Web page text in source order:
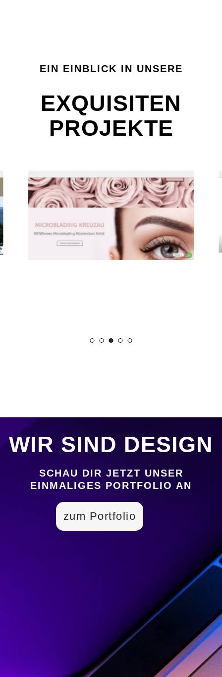
EIN EINBLICK IN UNSERE
EXQUISITEN
PROJEKTE
WIR SIND DESIGN
SCHAU DIR JETZT UNSER
EINMALIGES PORTFOLIO AN
zum Portfolio